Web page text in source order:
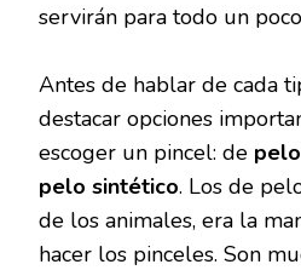
servirán para todo un
Antes de hablar de cada
destacar opciones
escoger un pincel: de
pelo sintético. Los de
de los animales, era la
hacer los pinceles. Son